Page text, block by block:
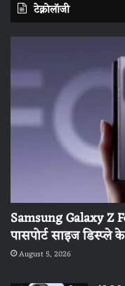
टेक्नोलॉजी
Samsung Galaxy Z
पासपोर्ट साइज डिस्प्ले
August 5, 2026